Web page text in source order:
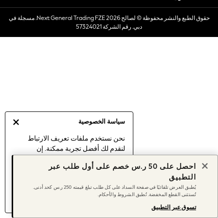
سياسة الخصوصية
نحن نستخدم ملفات تعريف الارتباط
لنقدم لك أفضل تجربة ممكنة. إن
موافقتك على استخدامنا لملفات تعريف
اكتشف المزيد عن إدارة إعدادات ملفات
تعريف الارتباط (الكوكيز).
Dresses
Occasionwear
Sets & Outfits
Sun Hats & Caps
Women's Holiday Shop
Women's Travel Styles
Dresses
Occasionwear
Linen Collection
Tops & T-Shirts
حقوق الطبع والنشر محفوظة © لصالح 2026 Next General Trading FZE. مسجلة في
دبي. رقم الشركة 57324021
احصل على 50 ر.س خصم على أول طلب عبر
التطبيق
يُطبق العرض تلقائيًا في صفحة السداد على كل طلب تبلغ قيمته 250 ر.س كحد أدنى.
تُستثنى القطع المخفضة. تُطبق الشروط والأحكام.
تسوق عبر التطبيق